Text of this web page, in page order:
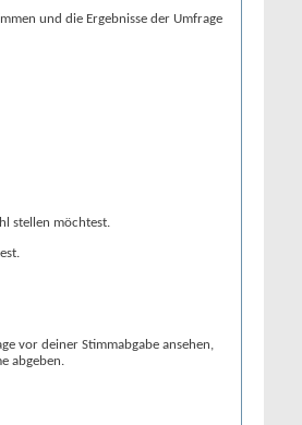
und die Ergebnisse der Umfrage
stellen möchtest.
vor deiner Stimmabgabe ansehen,
abgeben.